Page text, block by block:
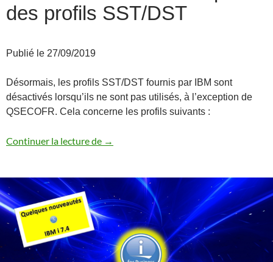
des profils SST/DST
Publié le 27/09/2019
Désormais, les profils SST/DST fournis par IBM sont
désactivés lorsqu’ils ne sont pas utilisés, à l’exception de
QSECOFR. Cela concerne les profils suivants :
Continuer la lecture de Désactivation automatique des profils
→